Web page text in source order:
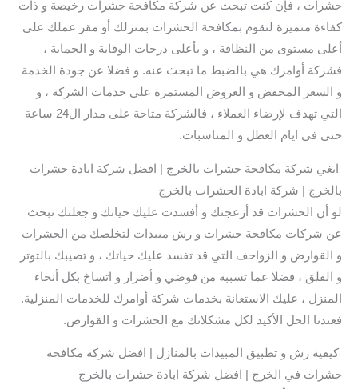
حشرات ، فإن كنت تبحث عن شركة مكافحة حشرات رخيصة و ذات
كفاءة متميزة لتقوم بمكافحة الحشرات بمنزلك أو مقر عملك على
أعلى مستوى من النظافة ، و بأعلى درجات الوقاية و الحماية ،
فشركة أوامرك هي بالضبط ما تبحث عنه. و فضلا عن جودة الخدمة
و السعر المخفض و العروض المستمرة على خدمات الشركة ، و
التي تهدف لإرضاء العملاء ، فالشركة متاحة على مدار ال24 ساعة
حتى في ايام العطل و المناسبات.
ابغي شركة مكافحة حشرات بالخرج | افضل شركة ابادة حشرات
بالخرج | شركة ابادة الحشرات بالخرج
لو أن الحشرات قد أزعجتك و أفسدت عليك حياتك و جعلتك تبحث
عن شركات مكافحة حشرات و رش مبيدات لتخلصك من الحشرات
و القوارض و الزواحف التي قد تفسد عليك حياتك ، و تصيبك بالتوتر
و القلق ، فضلا عما تسببه من فوضي و أضرار و اتساخ بكل أنحاء
المنزل ، عليك الاستعانة بخدمات شركة أوامرك للخدمات المنزلية.
فعندنا الحل الأكيد لكل مشكلاتك مع الحشرات و القوارض.
كيفية رش و تطبيق المبيدات بالمنازل | افضل شركة مكافحة
حشرات في الخرج | افضل شركة ابادة حشرات بالخرج